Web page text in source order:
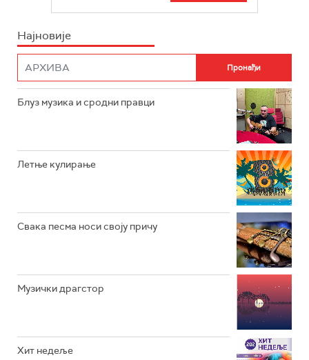
РАДИО РОКЕНРОЛЕР
ИНФО
Најновије
Блуз музика и сродни правци
Летње кулирање
Свака песма носи своју причу
Музички драгстор
Хит недеље